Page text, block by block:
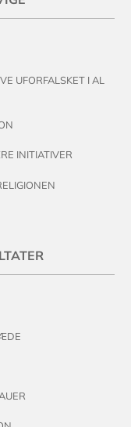
UFORFALSKET I AL
INITIATIVER